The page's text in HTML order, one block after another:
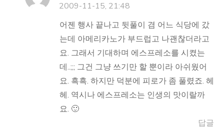
2009-11-15, 21:48
어젠 행사 끝나고 뒷풀이 겸 어느 식당에 갔
는데 아메리카노가 부드럽고 나괜찮더라고
요. 그래서 기대하며 에스프레소를 시켰는
데..;;; 그건 그냥 쓰기만 할 뿐이라 아쉬웠어
요. 흑흑. 하지만 덕분에 피로가 좀 풀렸죠. 헤
헤. 역시나 에스프레소는 인생의 맛이랄까
요. 🙂
답글